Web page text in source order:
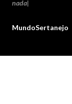
nada|
MundoSertanejo